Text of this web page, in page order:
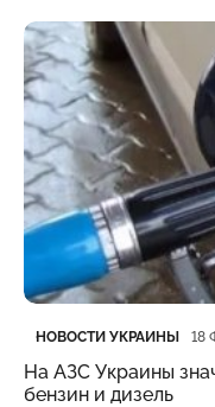
Категория
НОВОСТИ УКРАИНЫ
Дата публикации 18
На АЗС Украины
бензин и дизель